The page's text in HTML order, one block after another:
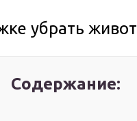
убрать живот
Содержание: